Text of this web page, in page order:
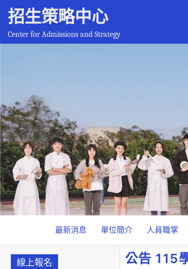
招生策略中心
Center for Admissions and Strategy
最新消息 單位簡介 人員職掌
線上報名 公告 115